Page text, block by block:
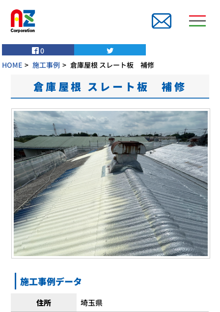
0
HOME
施工事例 倉庫屋根 スレート板 補修
倉庫屋根 スレート板 補修
施工事例データ
住所
埼玉県